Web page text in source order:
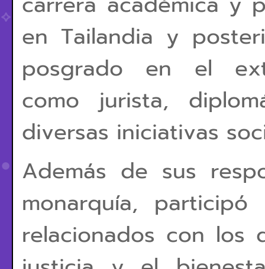
en Tailandia y
posgrado en el
como jurista,
diversas iniciativas
Además de sus
monarquía,
relacionados con los